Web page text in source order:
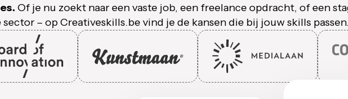
Of je nu zoekt naar een vaste job, een freelance opdracht, of een
– op Creativeskills.be vind je de kansen die bij jouw skills passen.